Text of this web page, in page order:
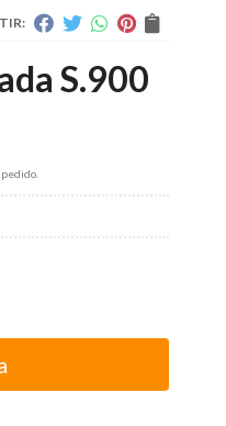
S.900